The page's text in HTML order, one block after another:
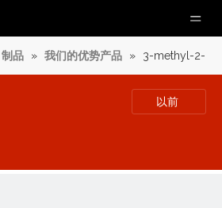
制品 » 我们的优势产品 »
3-methyl-2-
以前